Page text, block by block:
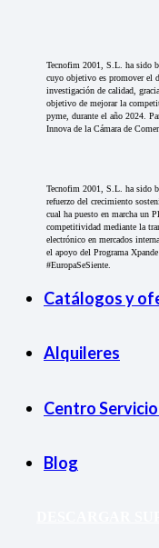
Tecnofim 2001, S.L. ha sido
cuyo objetivo es promover el
investigación de calidad,
objetivo de mejorar la
pyme, durante el año 2024.
Innova de la Cámara de
Tecnofim 2001, S.L. ha sido
refuerzo del crecimiento
cual ha puesto en marcha un
competitividad mediante la
electrónico en mercados
el apoyo del Programa
#EuropaSeSiente.
Catálogos y
Alquileres
Centro
Blog